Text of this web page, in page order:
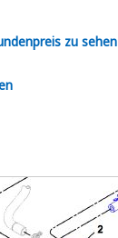
zu sehen